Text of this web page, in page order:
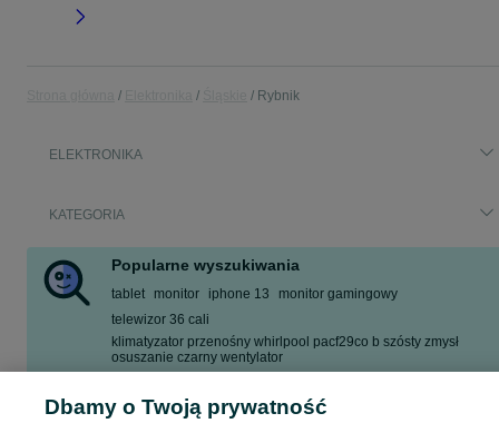
Rybnik
ELEKTRONIKA
KATEGORIA
Popularne wyszukiwania
tablet monitor iphone 13
monitor gamingowy
telewizor 36 cali
klimatyzator przenośny whirlpool pacf29co b szósty zmysł
osuszanie czarny wentylator
Zobacz Więcej
Dbamy o Twoją prywatność